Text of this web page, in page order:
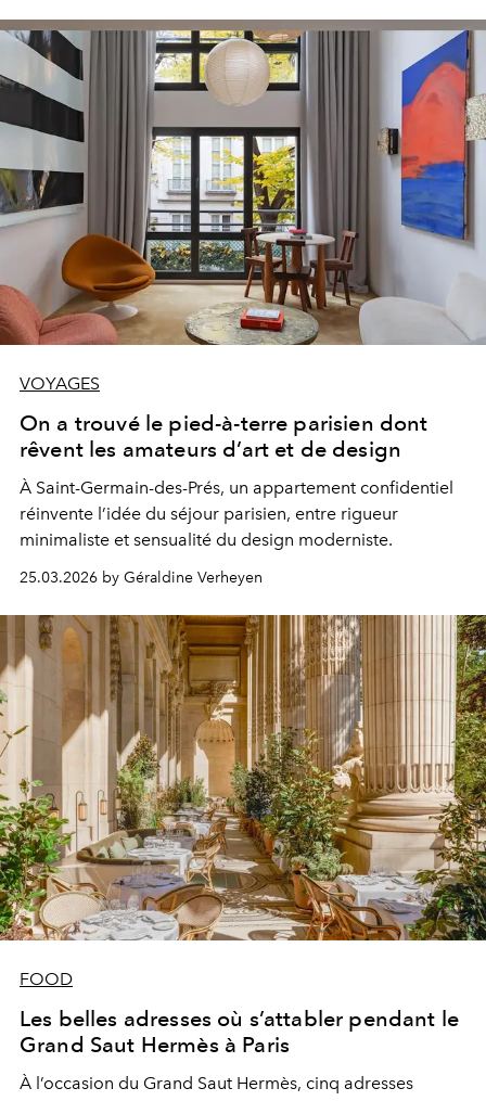
VOYAGES
On a trouvé le pied-à-terre parisien dont
rêvent les amateurs d’art et de design
À Saint-Germain-des-Prés, un appartement confidentiel
réinvente l’idée du séjour parisien, entre rigueur
minimaliste et sensualité du design moderniste.
25.03.2026 by Géraldine Verheyen
FOOD
Les belles adresses où s’attabler pendant le
Grand Saut Hermès à Paris
À l’occasion du Grand Saut Hermès, cinq adresses